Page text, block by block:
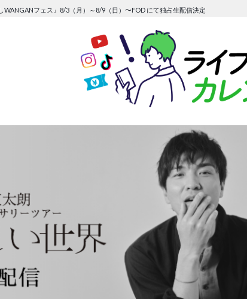
WANGANフェス』8/3（月）～8/9（日）〜FOD にて独占生配信決定